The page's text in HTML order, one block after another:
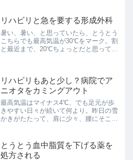
リハビリと急を要する形成外科
暑い、暑い、と思っていたら、とうとう
こちらでも最高気温が30℃をマーク。割
と最近まで、20℃ちょっとだと思ってい
で、一瞬あれっ？と思...
リハビリもあと少し？病院でア
ニオタをカミングアウト
最高気温はマイナス4℃、でも足元が歩
きやすい日々が続いて何より。昨日の雪
かきがたたって、肩に少々、腰にそこそ
リに通って半年…左肩の調子が悪くなっ
てからずいぶん経ちます。...
とうとう血中脂質を下げる薬を
処方される